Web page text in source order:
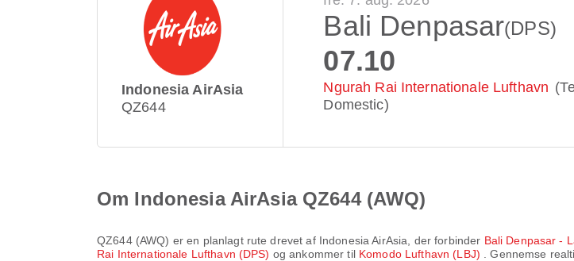
Indonesia AirAsia
QZ644
Bali Denpasar(DPS)
07.10
Ngurah Rai Internationale Lufthavn
Domestic)
Om Indonesia AirAsia QZ644 (AWQ)
QZ644(AWQ) er en planlagt rute drevet af Indonesia AirAsia , der forbinder Bali Denpasar -
Rai Internationale Lufthavn (DPS) og ankommer til Komodo Lufthavn (LBJ) . Gennemse